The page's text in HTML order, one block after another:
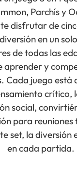
Parchís y
disfrutar de
en un
de todas las
aprender y
Cada juego está
crítico,
social,
para reuniones
set, la diversión
en cada partida.